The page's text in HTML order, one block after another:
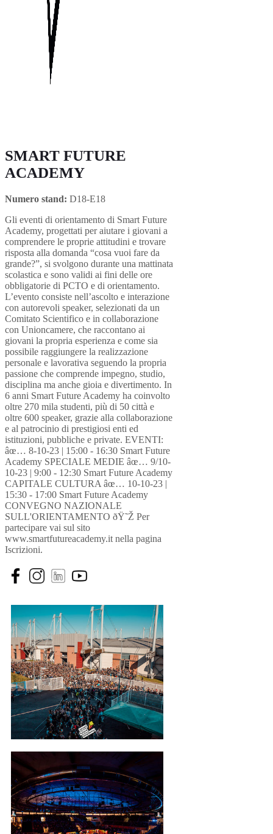
SMART FUTURE
ACADEMY
Numero stand: D18-E18
Gli eventi di orientamento di Smart Future
Academy, progettati per aiutare i giovani a
comprendere le proprie attitudini e trovare
risposta alla domanda “cosa vuoi fare da
grande?”, si svolgono durante una mattinata
scolastica e sono validi ai fini delle ore
obbligatorie di PCTO e di orientamento.
L’evento consiste nell’ascolto e interazione
con autorevoli speaker, selezionati da un
Comitato Scientifico e in collaborazione
con Unioncamere, che raccontano ai
giovani la propria esperienza e come sia
possibile raggiungere la realizzazione
personale e lavorativa seguendo la propria
passione che comprende impegno, studio,
disciplina ma anche gioia e divertimento. In
6 anni Smart Future Academy ha coinvolto
oltre 270 mila studenti, più di 50 città e
oltre 600 speaker, grazie alla collaborazione
e al patrocinio di prestigiosi enti ed
istituzioni, pubbliche e private. EVENTI:
âœ… 8-10-23 | 15:00 - 16:30 Smart Future
Academy SPECIALE MEDIE âœ… 9/10-
10-23 | 9:00 - 12:30 Smart Future Academy
CAPITALE CULTURA âœ… 10-10-23 |
15:30 - 17:00 Smart Future Academy
CONVEGNO NAZIONALE
SULL'ORIENTAMENTO ðŸ˜Ž Per
partecipare vai sul sito
www.smartfutureacademy.it nella pagina
Iscrizioni.